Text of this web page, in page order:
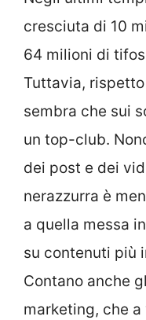
cresciuta di 10
64 milioni di
Tuttavia,
sembra che sui
un top-club.
dei post e dei
nerazzurra è
a quella messa
su contenuti più
Contano anche
marketing, che